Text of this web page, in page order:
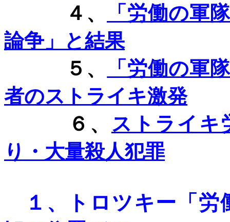
４、
「労働の軍
論争」と結果
５、
「労働の軍
者のストライキ激発
６、 ストライキ
り・大量殺人犯罪
１、
トロツキー「